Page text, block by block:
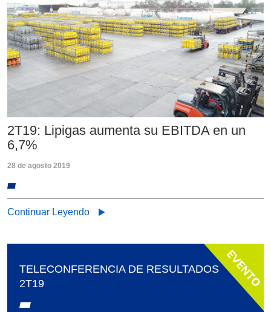
2T19: Lipigas aumenta su EBITDA en un
6,7%
28 de agosto 2019
Continuar Leyendo
TELECONFERENCIA DE RESULTADOS
2T19